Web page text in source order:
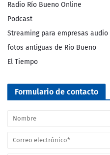
Radio Río Bueno Online
Podcast
Streaming para empresas audio
fotos antiguas de Rio Bueno
El Tiempo
Formulario de contacto